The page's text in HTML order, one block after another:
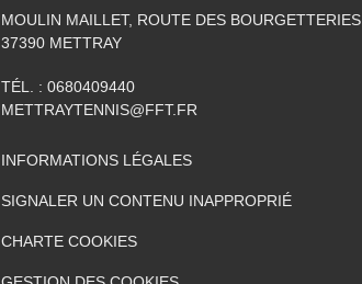
MOULIN MAILLET, ROUTE DES BOURGETTERIES
37390 METTRAY
TÉL. : 0680409440
METTRAYTENNIS@FFT.FR
INFORMATIONS LÉGALES
SIGNALER UN CONTENU INAPPROPRIÉ
CHARTE COOKIES